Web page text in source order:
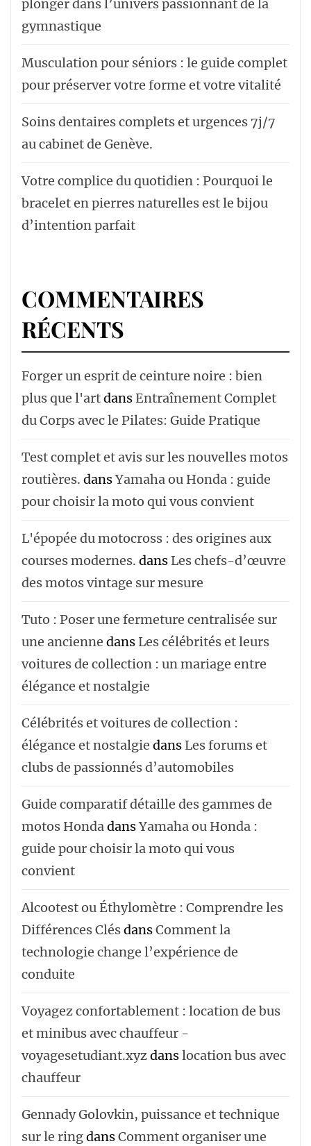
plonger dans l’univers passionnant de la
gymnastique
Musculation pour séniors : le guide complet
pour préserver votre forme et votre vitalité
Soins dentaires complets et urgences 7j/7
au cabinet de Genève.
Votre complice du quotidien : Pourquoi le
bracelet en pierres naturelles est le bijou
d’intention parfait
COMMENTAIRES
RÉCENTS
Forger un esprit de ceinture noire : bien
plus que l'artdansEntraînement Complet
du Corps avec le Pilates: Guide Pratique
Test complet et avis sur les nouvelles motos
routières. dansYamaha ou Honda : guide
pour choisir la moto qui vous convient
L'épopée du motocross : des origines aux
courses modernes. dans Les chefs-d’œuvre
des motos vintage sur mesure
Tuto : Poser une fermeture centralisée sur
une ancienne dans Les célébrités et leurs
voitures de collection : un mariage entre
élégance et nostalgie
Célébrités et voitures de collection :
élégance et nostalgie dans Les forums et
clubs de passionnés d’automobiles
Guide comparatif détaille des gammes de
motos HondadansYamaha ou Honda :
guide pour choisir la moto qui vous
convient
Alcootest ou Éthylomètre : Comprendre les
Différences ClésdansComment la
technologie change l’expérience de
conduite
Voyagez confortablement : location de bus
et minibus avec chauffeur -
voyagesetudiant.xyzdanslocation bus avec
chauffeur ‌‌
Gennady Golovkin, puissance et technique
sur le ringdansComment organiser une